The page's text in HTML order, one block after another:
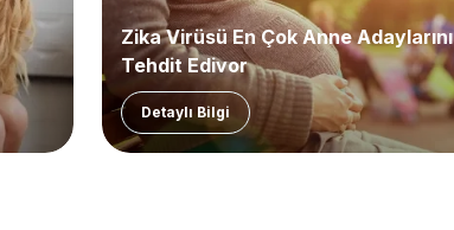
Zika Virüsü En Çok Anne Adaylarını
Tehdit Ediyor
Detaylı Bilgi